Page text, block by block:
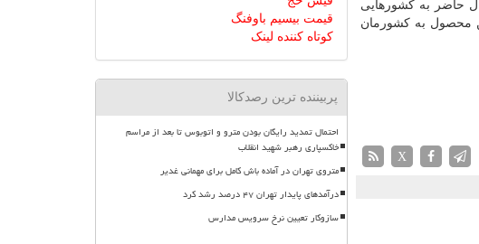
حاضر به كشورهایی
محصول به كشورمان
X
قیمت بیسیم باوفنگ
کوتاه کننده لینک
پربیننده ترین رصدکالا
احتمال تمدید رایگان بودن مترو و اتوبوس تا بعد از مراسم
خاکسپاری رهبر شهید انقلاب
متروی تهران در آماده باش کامل برای مهمانی غدیر
درآمدهای پایدار تهران ۴۷ درصد رشد کرد
سازوکار تعیین نرخ سرویس مدارس